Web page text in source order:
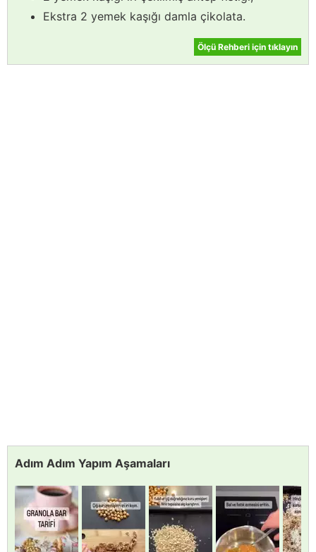
Ekstra 2 yemek kaşığı damla çikolata.
Ölçü Rehberi için tıklayın
Adım Adım Yapım Aşamaları